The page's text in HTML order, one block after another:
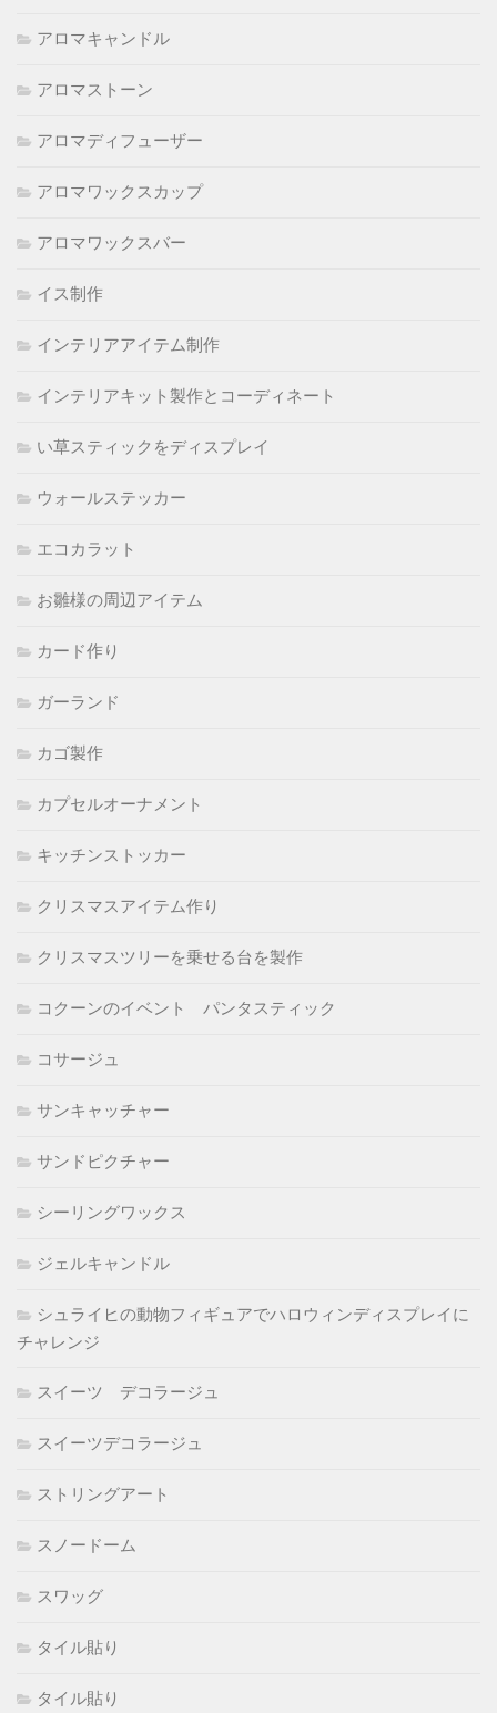
アロマキャンドル
アロマストーン
アロマディフューザー
アロマワックスカップ
アロマワックスバー
イス制作
インテリアアイテム制作
インテリアキット製作とコーディネート
い草スティックをディスプレイ
ウォールステッカー
エコカラット
お雛様の周辺アイテム
カード作り
ガーランド
カゴ製作
カプセルオーナメント
キッチンストッカー
クリスマスアイテム作り
クリスマスツリーを乗せる台を製作
コクーンのイベント パンタスティック
コサージュ
サンキャッチャー
サンドピクチャー
シーリングワックス
ジェルキャンドル
シュライヒの動物フィギュアでハロウィンディスプレイに
チャレンジ
スイーツ デコラージュ
スイーツデコラージュ
ストリングアート
スノードーム
スワッグ
タイル貼り
タイル貼り